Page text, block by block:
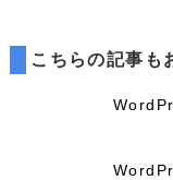
こちらの記事も